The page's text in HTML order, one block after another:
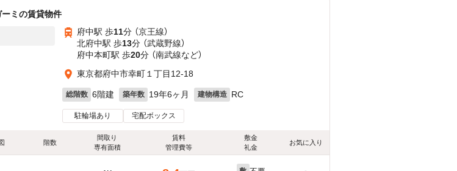
ーミの賃貸物件
府中駅 歩11分 （京王線）
北府中駅 歩13分 （武蔵野線）
府中本町駅 歩20分 （南武線など）
東京都府中市幸町１丁目12-18
総階数 6階建 築年数 19年6ヶ月 建物構造 RC
駐輪場あり 宅配ボックス
階数
間取り
専有面積
賃料
管理費等
敷金
礼金
お気に入り